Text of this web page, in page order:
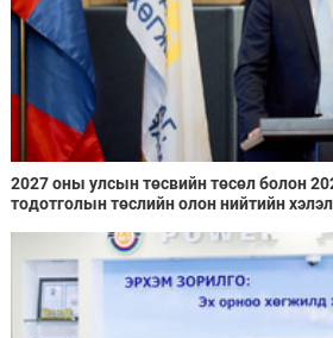
2027 оны улсын төсвийн төсөл болон
тодотголын төслийн олон нийтийн